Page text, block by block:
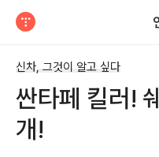
신차, 그것이 알고 싶다
싼타페 킬러!
개!